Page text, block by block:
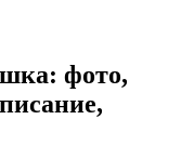
фото,